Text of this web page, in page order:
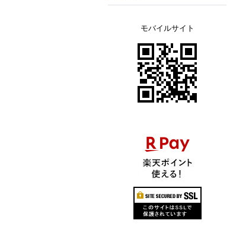
モバイルサイト